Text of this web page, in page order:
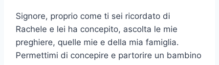
Signore, proprio come ti sei ricordato di
Rachele e lei ha concepito, ascolta le mie
preghiere, quelle mie e della mia famiglia.
Permettimi di concepire e partorire un bambino